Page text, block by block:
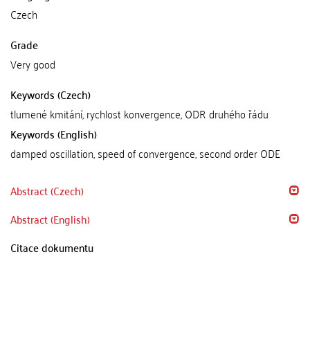
Czech
Grade
Very good
Keywords (Czech)
tlumené kmitání, rychlost konvergence, ODR druhého řádu
Keywords (English)
damped oscillation, speed of convergence, second order ODE
Abstract (Czech)
Abstract (English)
Citace dokumentu